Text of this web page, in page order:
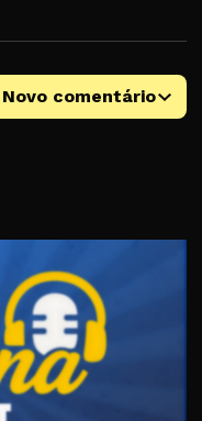
Novo comentário